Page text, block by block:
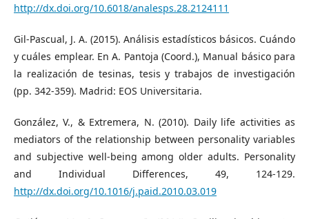
http://dx.doi.org/10.6018/analesps.28.2124111
Gil-Pascual, J. A. (2015). Análisis estadísticos básicos. Cuándo
y cuáles emplear. En A. Pantoja (Coord.), Manual básico para
la realización de tesinas, tesis y trabajos de investigación
(pp. 342-359). Madrid: EOS Universitaria.
González, V., & Extremera, N. (2010). Daily life activities as
mediators of the relationship between personality variables
and subjective well-being among older adults. Personality
and Individual Differences, 49, 124-129.
http://dx.doi.org/10.1016/j.paid.2010.03.019